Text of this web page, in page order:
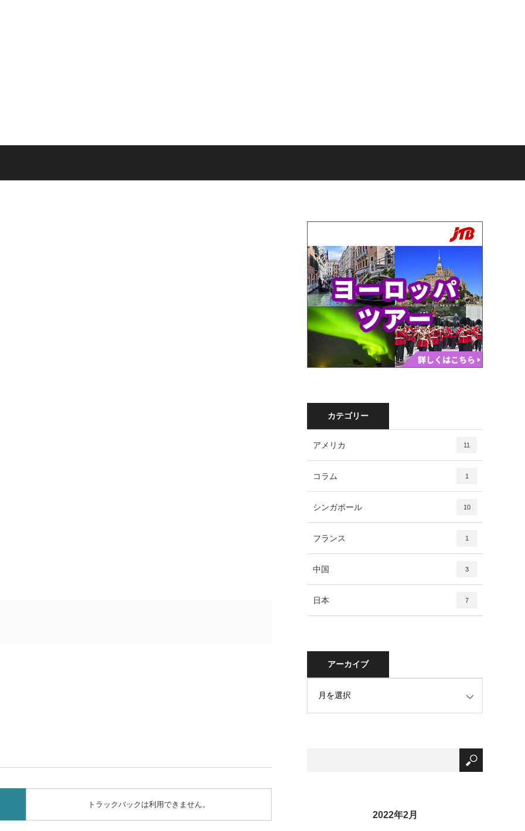
トラックバックは利用できません。
カテゴリー
アメリカ 11
コラム 1
シンガポール 10
フランス 1
中国 3
日本 7
アーカイブ
2022年2月